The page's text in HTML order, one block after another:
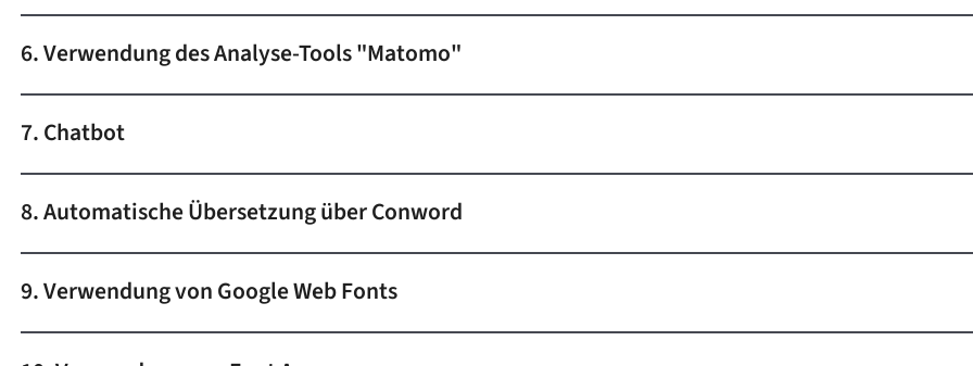
6. Verwendung des Analyse-Tools "Matomo"
7. Chatbot
8. Automatische Übersetzung über Conword
9. Verwendung von Google Web Fonts